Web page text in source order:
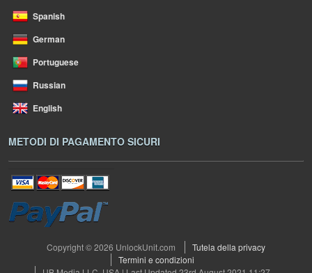
Spanish
German
Portuguese
Russian
English
METODI DI PAGAMENTO SICURI
Copyright © 2026 UnlockUnit.com
Tutela della privacy
Termini e condizioni